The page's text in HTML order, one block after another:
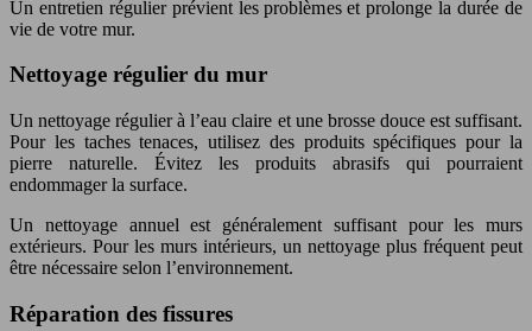
Un entretien régulier prévient les problèmes et prolonge la durée de
vie de votre mur.
Nettoyage régulier du mur
Un nettoyage régulier à l’eau claire et une brosse douce est suffisant.
Pour les taches tenaces, utilisez des produits spécifiques pour la
pierre naturelle. Évitez les produits abrasifs qui pourraient
endommager la surface.
Un nettoyage annuel est généralement suffisant pour les murs
extérieurs. Pour les murs intérieurs, un nettoyage plus fréquent peut
être nécessaire selon l’environnement.
Réparation des fissures